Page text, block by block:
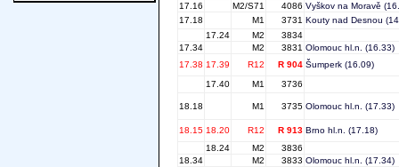
17.16
M2/S71 4086 Vyškov na Moravě
17.18
M1 3731 Kouty nad Desnou
17.24
M2
3834
17.34
M2 3831 Olomouc hl.n. (16.33)
17.38 17.39 R12 R 904 Šumperk (16.09)
17.40
M1 3736
18.18 M1 3735 Olomouc hl.n. (17.33)
18.15 18.20 R12 R 913 Brno hl.n. (17.18)
18.24
M2
3836
18.34
M2 3833 Olomouc hl.n. (17.34)